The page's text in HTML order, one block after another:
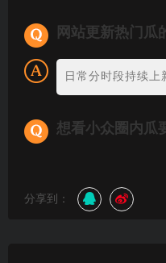
网站更新热门瓜
日常分时段持续上
想看小众圈内瓜
分享到：